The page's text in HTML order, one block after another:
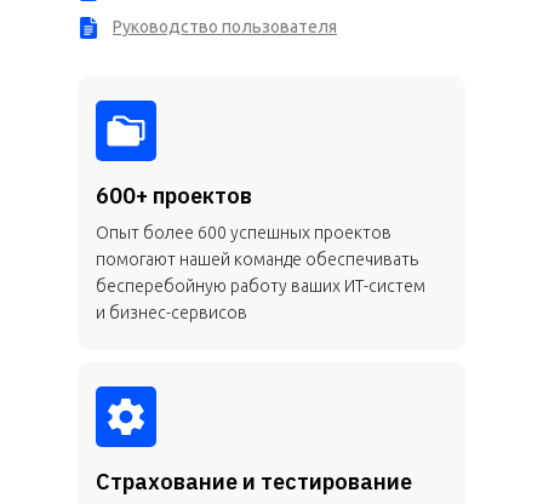
Руководство пользователя
600+ проектов
Опыт более 600 успешных проектов
помогают нашей команде обеспечивать
бесперебойную работу ваших ИТ-систем
и бизнес-сервисов
Страхование и тестирование